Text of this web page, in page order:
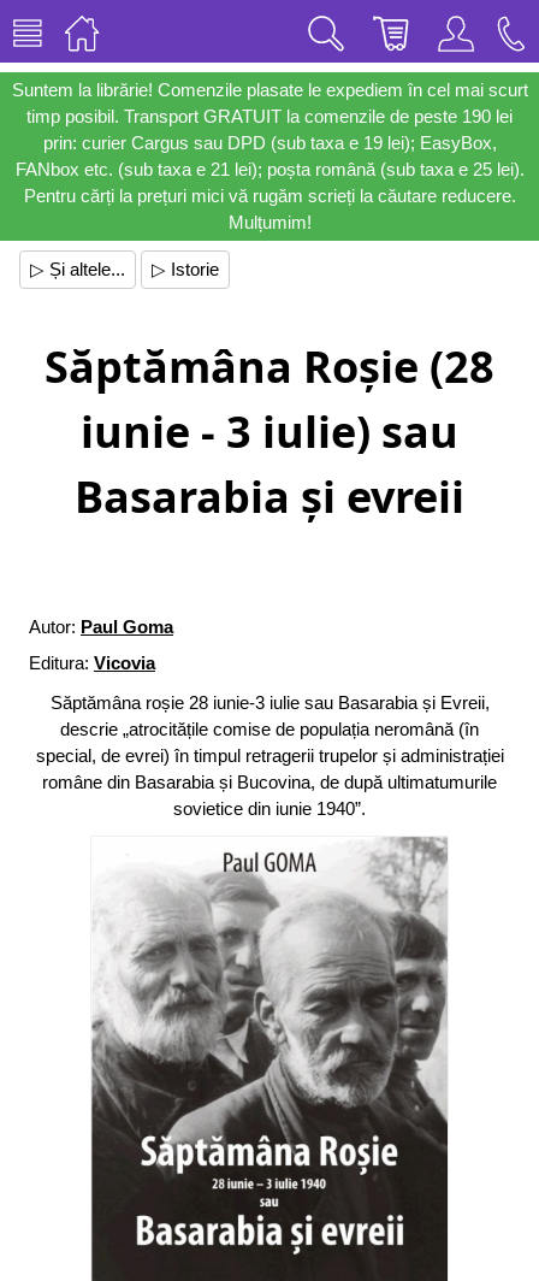
Suntem la librărie! Comenzile plasate le expediem în cel mai scurt
timp posibil. Transport GRATUIT la comenzile de peste 190 lei
prin: curier Cargus sau DPD (sub taxa e 19 lei); EasyBox,
FANbox etc. (sub taxa e 21 lei); poșta română (sub taxa e 25 lei).
Pentru cărți la prețuri mici vă rugăm scrieți la căutare reducere.
Mulțumim!
▷ Și altele... ▷ Istorie
Săptămâna Roșie (28
iunie - 3 iulie) sau
Basarabia și evreii
Autor: Paul Goma
Editura: Vicovia
Săptămâna roșie 28 iunie-3 iulie sau Basarabia și Evreii,
descrie „atrocitățile comise de populația neromână (în
special, de evrei) în timpul retragerii trupelor și administrației
române din Basarabia și Bucovina, de după ultimatumurile
sovietice din iunie 1940”.